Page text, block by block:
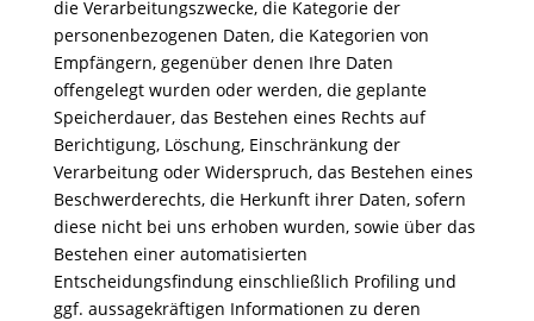
die Verarbeitungszwecke, die Kategorie der
personenbezogenen Daten, die Kategorien von
Empfängern, gegenüber denen Ihre Daten
offengelegt wurden oder werden, die geplante
Speicherdauer, das Bestehen eines Rechts auf
Berichtigung, Löschung, Einschränkung der
Verarbeitung oder Widerspruch, das Bestehen eines
Beschwerderechts, die Herkunft ihrer Daten, sofern
diese nicht bei uns erhoben wurden, sowie über das
Bestehen einer automatisierten
Entscheidungsfindung einschließlich Profiling und
ggf. aussagekräftigen Informationen zu deren